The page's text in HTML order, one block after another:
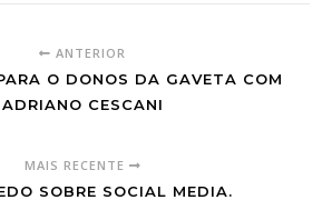
ANTERIOR
O DONOS DA GAVETA COM
ADRIANO CESCANI
MAIS RECENTE
SOBRE SOCIAL MEDIA.